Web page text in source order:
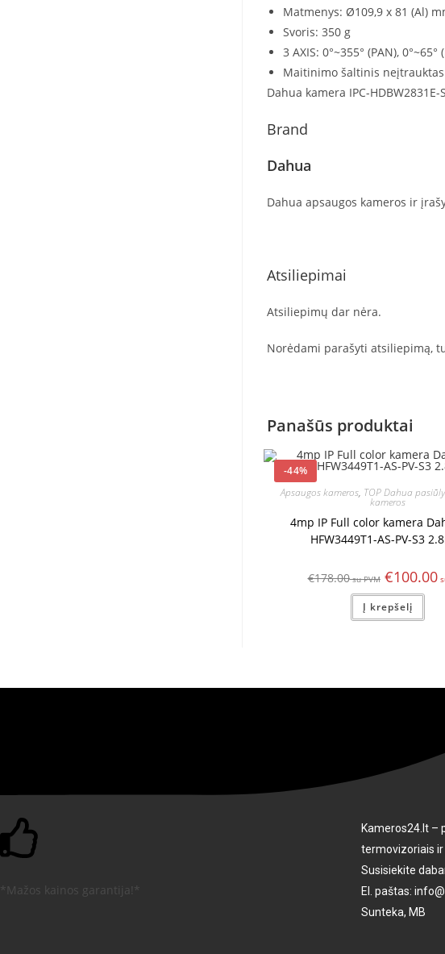
Matmenys: Ø109,9 x 81 (Al)
Svoris: 350 g
3 AXIS: 0°~355° (PAN),
Maitinimo šaltinis neįtrauktas
Dahua kamera IPC-HDBW2831E-
Brand
Dahua
Dahua apsaugos kameros ir
Atsiliepimai
Atsiliepimų dar nėra.
Norėdami parašyti atsiliepimą,
Panašūs produktai
-44%
Apsaugos kameros, TOP Dahua
kameros
4mp IP Full color kamera
HFW3449T1-AS-PV-S3
€178.00 €100.00
Į krepšelį
*Mažos kainos garantija!*
Kameros24.lt –
termovizoriais ir
Susisiekite
El. paštas:
Sunteka, MB